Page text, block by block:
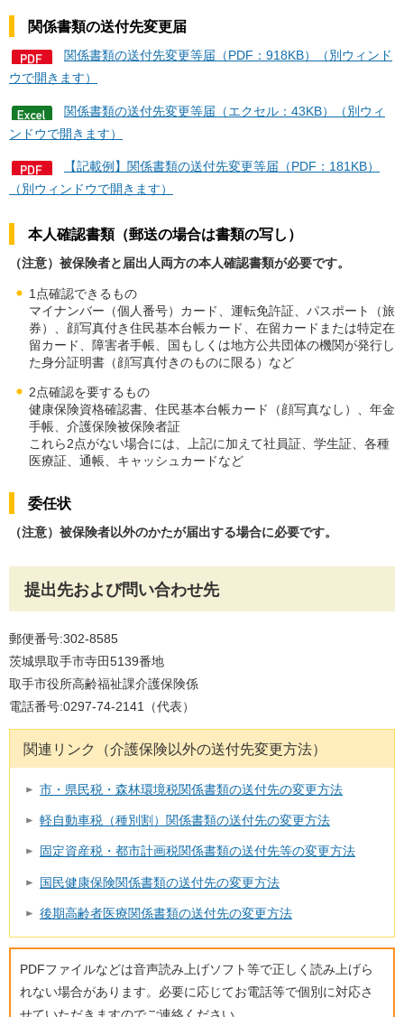
関係書類の送付先変更届
関係書類の送付先変更等届（PDF：918KB）（別ウィンド
ウで開きます）
関係書類の送付先変更等届（エクセル：43KB）（別ウィ
ンドウで開きます）
【記載例】関係書類の送付先変更等届（PDF：181KB）
（別ウィンドウで開きます）
本人確認書類（郵送の場合は書類の写し）
（注意）被保険者と届出人両方の本人確認書類が必要です。
1点確認できるもの
マイナンバー（個人番号）カード、運転免許証、パスポート（旅
券）、顔写真付き住民基本台帳カード、在留カードまたは特定在
留カード、障害者手帳、国もしくは地方公共団体の機関が発行し
た身分証明書（顔写真付きのものに限る）など
2点確認を要するもの
健康保険資格確認書、住民基本台帳カード（顔写真なし）、年金
手帳、介護保険被保険者証
これら2点がない場合には、上記に加えて社員証、学生証、各種
医療証、通帳、キャッシュカードなど
委任状
（注意）被保険者以外のかたが届出する場合に必要です。
提出先および問い合わせ先
郵便番号:302-8585
茨城県取手市寺田5139番地
取手市役所高齢福祉課介護保険係
電話番号:0297-74-2141（代表）
関連リンク（介護保険以外の送付先変更方法）
市・県民税・森林環境税関係書類の送付先の変更方法
軽自動車税（種別割）関係書類の送付先の変更方法
固定資産税・都市計画税関係書類の送付先等の変更方法
国民健康保険関係書類の送付先の変更方法
後期高齢者医療関係書類の送付先の変更方法
PDFファイルなどは音声読み上げソフト等で正しく読み上げら
れない場合があります。必要に応じてお電話等で個別に対応さ
せていただきますのでご連絡ください。